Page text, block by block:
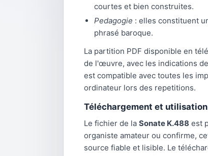
courtes et bien construites.
Pedagogie : elles constituent
phrasé baroque.
La partition PDF disponible en
de l'œuvre, avec les indications
est compatible avec toutes les
ordinateur lors des repetitions.
Téléchargement et utilisation
Le fichier de la Sonate K.488 est
organiste amateur ou confirme,
source fiable et lisible. Le